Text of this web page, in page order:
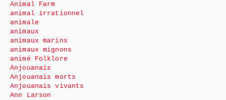
Animal Farm
animal irrationnel
animale
animaux
animaux marins
animaux mignons
animé Folklore
Anjouanais
Anjouanais morts
Anjouanais vivants
Ann Larson